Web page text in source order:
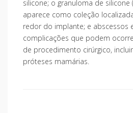
silicone; o granuloma de silicone
aparece como coleção
redor do implante; e abscessos
complicações que podem
de procedimento cirúrgico,
próteses mamárias.